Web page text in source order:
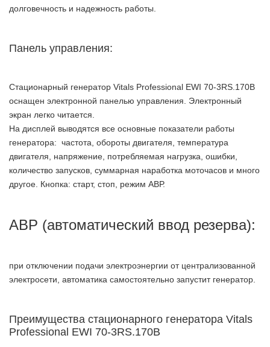
долговечность и надежность работы.
Панель управления:
Стационарный генератор Vitals Professional EWI 70-3RS.170B
оснащен электронной панелью управления. Электронный
экран легко читается.
На дисплей выводятся все основные показатели работы
генератора: частота, обороты двигателя, температура
двигателя, напряжение, потребляемая нагрузка, ошибки,
количество запусков, суммарная наработка моточасов и много
другое. Кнопка: старт, стоп, режим АВР.
АВР (автоматический ввод резерва):
при отключении подачи электроэнергии от централизованной
электросети, автоматика самостоятельно запустит генератор.
Преимущества стационарного генератора Vitals
Professional EWI 70-3RS.170B